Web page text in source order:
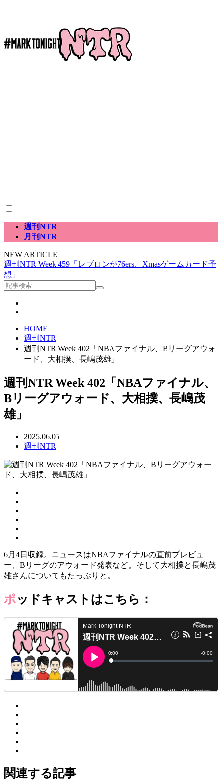
週刊NTR
月刊NTR
NEW ARTICLE
週刊NTR Week 459「レブロンが76ers、Xmasゲームカード予
想」
HOME
週刊NTR
週刊NTR Week 402「NBAファイナル、Bリーグアウォ
ード、大相撲、長嶋茂雄」
週刊NTR Week 402「NBAファイナル、
Bリーグアウォード、大相撲、長嶋茂
雄」
2025.06.05
週刊NTR
6月4日収録。ニュースはNBAファイナルの直前プレビュ
ー、Bリーグのアウォード発表など。そして大相撲と長嶋茂
雄さんについてもたっぷりと。
ポッドキャストはこちら：
関連する記事